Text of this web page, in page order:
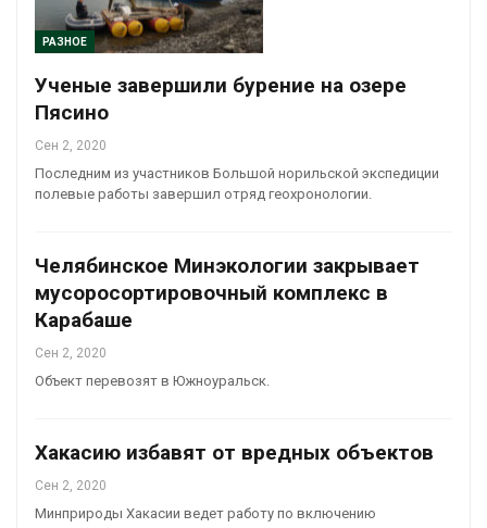
РАЗНОЕ
Ученые завершили бурение на озере
Пясино
Сен 2, 2020
Последним из участников Большой норильской экспедиции
полевые работы завершил отряд геохронологии.
Челябинское Минэкологии закрывает
мусоросортировочный комплекс в
Карабаше
Сен 2, 2020
Объект перевозят в Южноуральск.
Хакасию избавят от вредных объектов
Сен 2, 2020
Минприроды Хакасии ведет работу по включению